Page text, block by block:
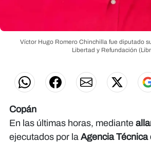
Víctor Hugo Romero Chinchilla fue diputado
Libertad y Refundación
Copán
En las últimas horas, mediante
ejecutados por la Agencia